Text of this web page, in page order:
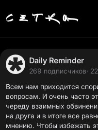
Daily Reminder
269 подписчиков·
Всем нам приходится
вопросам. И очень часто
череду взаимных
на друга и в итоге все
мнению. Чтобы избежать